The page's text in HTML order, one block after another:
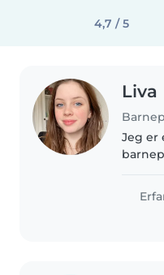
4,7 / 5
Liva
Jeg er
og
med